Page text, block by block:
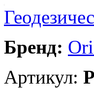
Бренд:
Артикул: